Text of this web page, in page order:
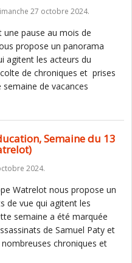
27 octobre 2024.
une pause au mois de
propose un panorama
agitent les acteurs du
de chroniques et prises
de vacances
Semaine du 13
2024.
Watrelot nous propose un
de vue qui agitent les
semaine a été marquée
de Samuel Paty et
chroniques et